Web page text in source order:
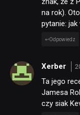
na rok).
pytanie: jak
Odpowiedz
Xerber
Ta jego
Jamesa
czy siak